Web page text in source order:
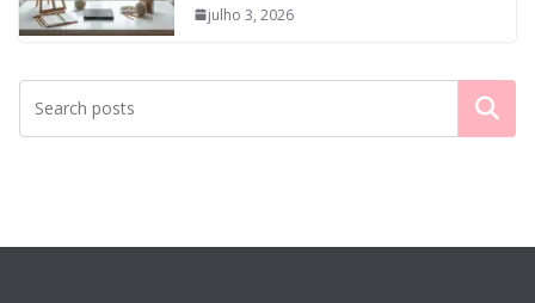
julho 3, 2026
Pesquisar